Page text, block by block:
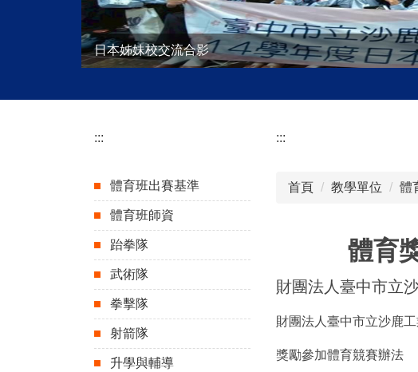
日本姊妹校交流合影
113學年度技藝競賽
:::
體育班出賽基準
體育班師資
跆拳隊
武術隊
拳擊隊
射箭隊
升學與輔導
:::
首頁 教學單位 體
體育獎
財團法人臺中市立
財團法人臺中市立沙鹿
獎勵參加體育競賽辦法